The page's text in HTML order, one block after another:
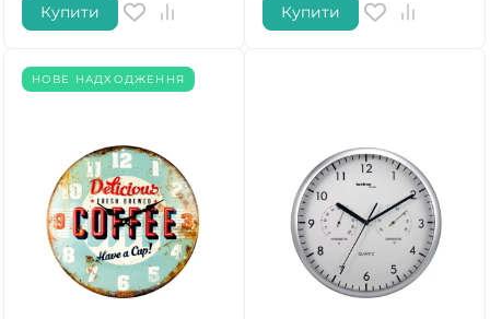
Купити Купити
НОВЕ НАДХОДЖЕННЯ